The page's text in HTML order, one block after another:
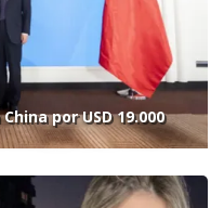
por USD 19.000